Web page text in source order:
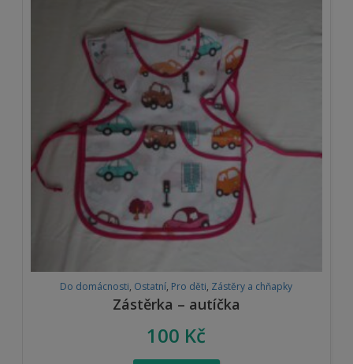
Do domácnosti, Ostatní, Pro děti, Zástěry a chňapky
Zástěrka – autíčka
100 Kč